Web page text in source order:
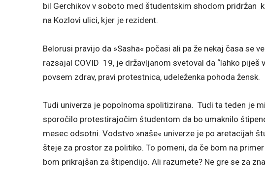
bil Gerchikov v soboto med študentskim shodom pridržan
na Kozlovi ulici, kjer je rezident.
Belorusi pravijo da »Sasha« počasi ali pa že nekaj časa se
razsajal COVID 19, je državljanom svetoval da “lahko piješ
povsem zdrav, pravi protestnica, udeleženka pohoda žensk.
Tudi univerza je popolnoma spolitizirana. Tudi ta teden je
sporočilo protestirajočim študentom da bo umaknilo
mesec odsotni. Vodstvo »naše« univerze je po aretacijah
šteje za prostor za politiko. To pomeni, da če bom na
bom prikrajšan za štipendijo. Ali razumete? Ne gre se za